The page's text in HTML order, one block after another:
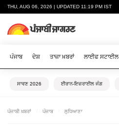
THU, AUG 06, 2026 | UPDATED 11:19 PM IST
ਪੰਜਾਬ ਦੇਸ਼ ਤਾਜ਼ਾ ਖ਼ਬਰਾਂ ਲਾਈਫ ਸਟਾਈਲ
ਸਾਵਣ 2026 ਈਰਾਨ-ਇਜ਼ਰਾਈਲ ਜੰਗ
ਪੰਜਾਬੀ ਖ਼ਬਰਾਂ ਪੰਜਾਬ ਲੁਧਿਆਣਾ